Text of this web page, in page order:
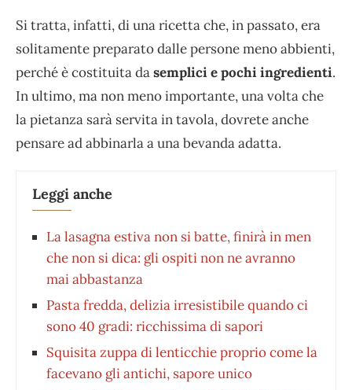
Si tratta, infatti, di una ricetta che, in passato, era
solitamente preparato dalle persone meno abbienti,
perché è costituita dasemplici e pochi ingredienti.
In ultimo, ma non meno importante, una volta che
la pietanza sarà servita in tavola, dovrete anche
pensare ad abbinarla a una bevanda adatta.
Leggi anche
La lasagna estiva non si batte, finirà in men
che non si dica: gli ospiti non ne avranno
mai abbastanza
Pasta fredda, delizia irresistibile quando ci
sono 40 gradi: ricchissima di sapori
Squisita zuppa di lenticchie proprio come la
facevano gli antichi, sapore unico